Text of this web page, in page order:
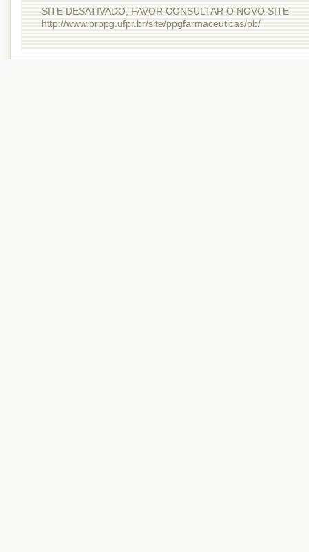
SITE DESATIVADO, FAVOR CONSULTAR O NOVO SITE
http://www.prppg.ufpr.br/site/ppgfarmaceuticas/pb/